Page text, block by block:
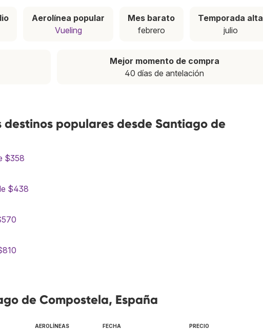
Aerolínea popular
Vueling
Mes barato
febrero
Temporada alta
julio
Mejor momento de compra
40 días de antelación
destinos populares desde Santiago de
$358
$438
de Compostela, España
AEROLÍNEAS FECHA PRECIO